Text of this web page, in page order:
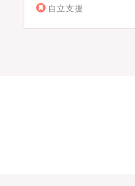
自立支援